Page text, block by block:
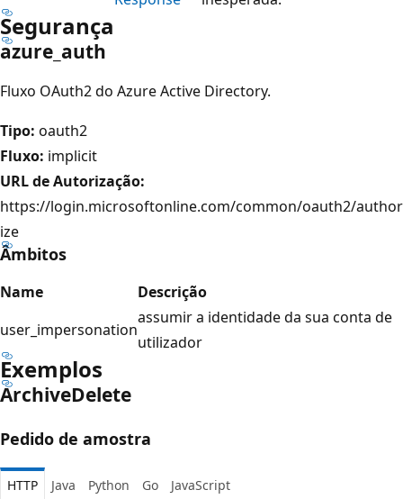
Segurança
azure_auth
Fluxo OAuth2 do Azure Active Directory.
Tipo: oauth2
Fluxo: implicit
URL de Autorização:
https://login.microsoftonline.com/common/oauth2/author
ize
Âmbitos
Name
Descrição
user_impersonation
assumir a identidade da sua conta de
utilizador
Exemplos
ArchiveDelete
Pedido de amostra
HTTP Java Python Go JavaScript